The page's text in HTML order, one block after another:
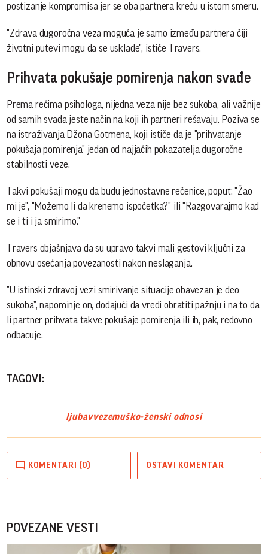
postizanje kompromisa jer se oba partnera kreću u istom smeru.
"Zdrava dugoročna veza moguća je samo između partnera čiji
životni putevi mogu da se usklade", ističe Travers.
Prihvata pokušaje pomirenja nakon svađe
Prema rečima psihologa, nijedna veza nije bez sukoba, ali važnije
od samih svađa jeste način na koji ih partneri rešavaju. Poziva se
na istraživanja Džona Gotmena, koji ističe da je "prihvatanje
pokušaja pomirenja" jedan od najjačih pokazatelja dugoročne
stabilnosti veze.
Takvi pokušaji mogu da budu jednostavne rečenice, poput: "Žao
mi je", "Možemo li da krenemo ispočetka?" ili "Razgovarajmo kad
se i ti i ja smirimo."
Travers objašnjava da su upravo takvi mali gestovi ključni za
obnovu osećanja povezanosti nakon neslaganja.
"U istinski zdravoj vezi smirivanje situacije obavezan je deo
sukoba", napominje on, dodajući da vredi obratiti pažnju i na to da
li partner prihvata takve pokušaje pomirenja ili ih, pak, redovno
odbacuje.
TAGOVI:
ljubavvezemuško-ženski odnosi
KOMENTARI (0) OSTAVI KOMENTAR
POVEZANE VESTI